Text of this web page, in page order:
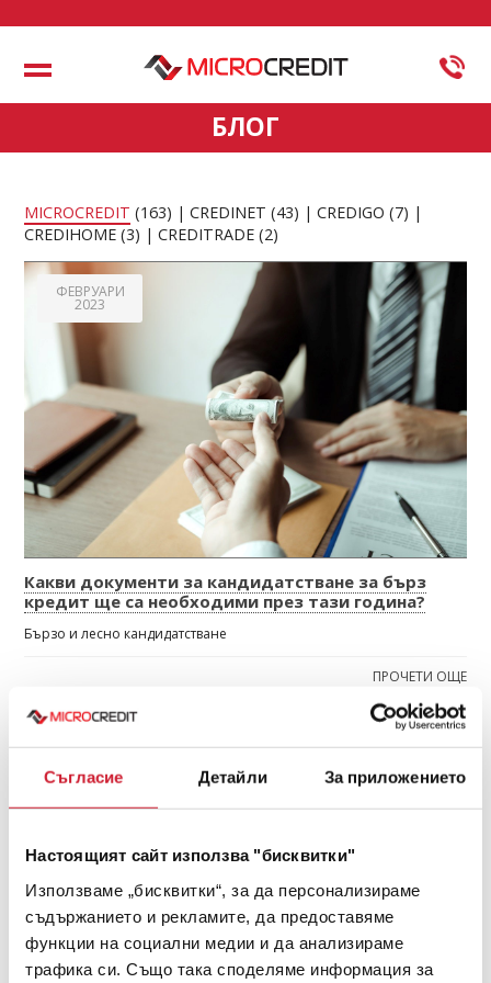
Съгласие Детайли За приложението
Настоящият сайт използва "бисквитки"
Използваме „бисквитки“, за да персонализираме
съдържанието и рекламите, да предоставяме
функции на социални медии и да анализираме
трафика си. Също така споделяме информация за
Меню
БЛОГ
MICROCREDIT (163) CREDINET (43) CREDIGO (7)
CREDIHOME (3) CREDITRADE (2)
ФЕВРУАРИ
2023
Какви документи за кандидатстване за бърз
кредит ще са необходими през тази година?
Бързо и лесно кандидатстване
ПРОЧЕТИ ОЩЕ
2023